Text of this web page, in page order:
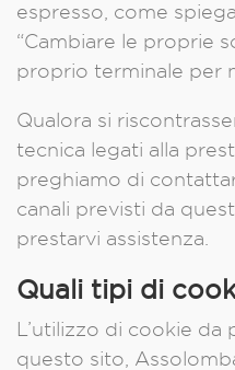
espresso, come
“Cambiare le proprie
proprio terminale per
Qualora si
tecnica legati alla
preghiamo di
canali previsti da
prestarvi assistenza.
Quali tipi di
L’utilizzo di cookie da
questo sito,